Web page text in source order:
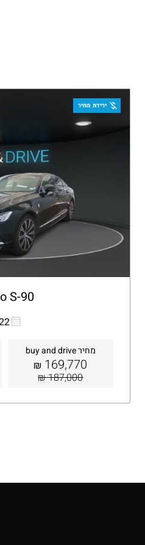
ירידת מחיר
S-90
מחיר buy and drive
169,770
₪
187,000 ₪
העתקת קישור